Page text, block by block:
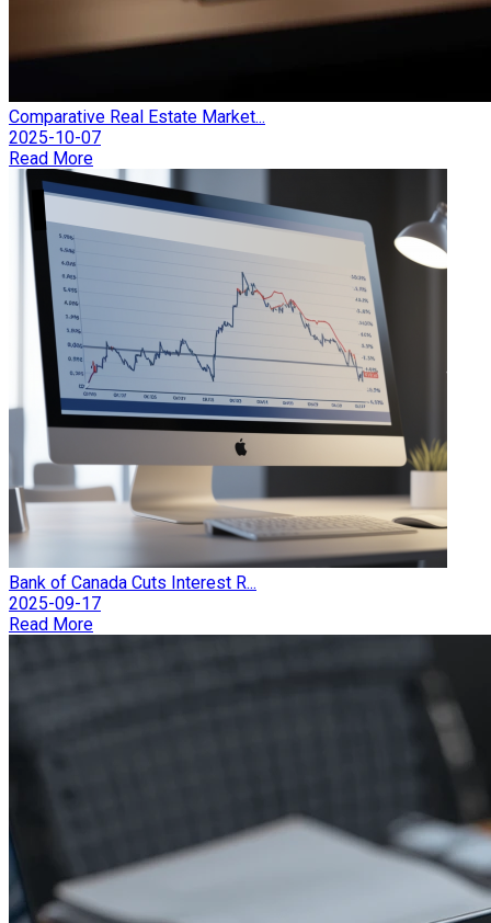
Comparative Real Estate Market...
2025-10-07
Read More
Bank of Canada Cuts Interest R...
2025-09-17
Read More